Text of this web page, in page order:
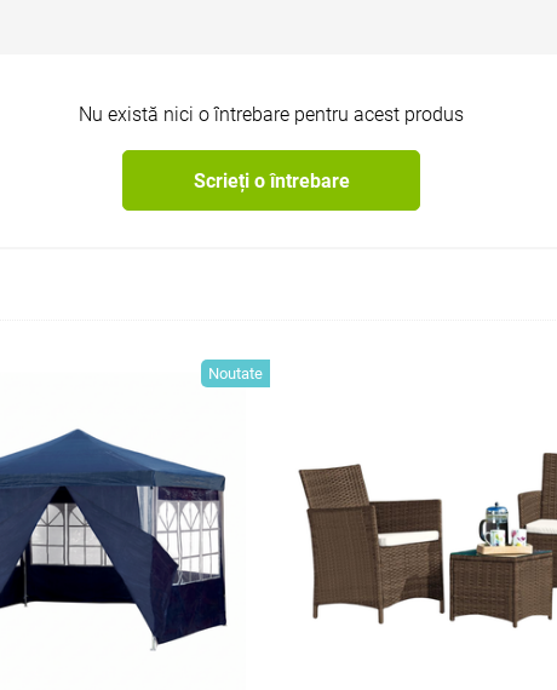
Nu există nici o întrebare pentru acest produs
Scrieți o întrebare
Noutate